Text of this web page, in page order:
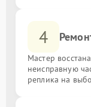
4
Мастер
неисправную
реплика на